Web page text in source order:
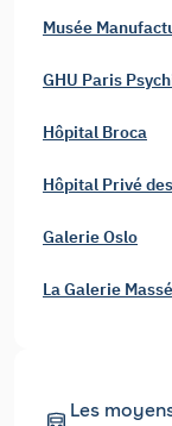
Musée
GHU Paris
Hôpital Broca
Hôpital Privé
Galerie Oslo
La Galerie
Les